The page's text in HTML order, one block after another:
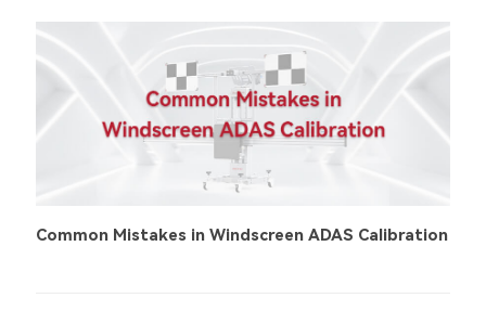
Common Mistakes in Windscreen ADAS Calibration